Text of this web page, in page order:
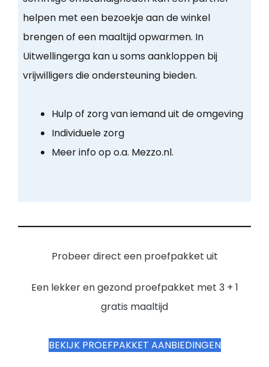
helpen met een bezoekje aan de winkel
brengen of een maaltijd opwarmen. In
Uitwellingerga kan u soms aankloppen bij
vrijwilligers die ondersteuning bieden.
Hulp of zorg van iemand uit de omgeving
Individuele zorg
Meer info op o.a. Mezzo.nl.
Probeer direct een proefpakket uit
Een lekker en gezond proefpakket met 3 + 1
gratis maaltijd
BEKIJK PROEFPAKKET AANBIEDINGEN